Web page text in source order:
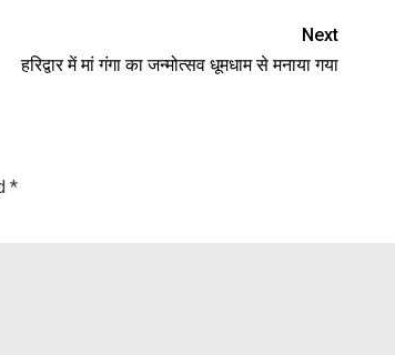
Next
हरिद्वार में मां गंगा का जन्मोत्सव धूमधाम से मनाया गया
*